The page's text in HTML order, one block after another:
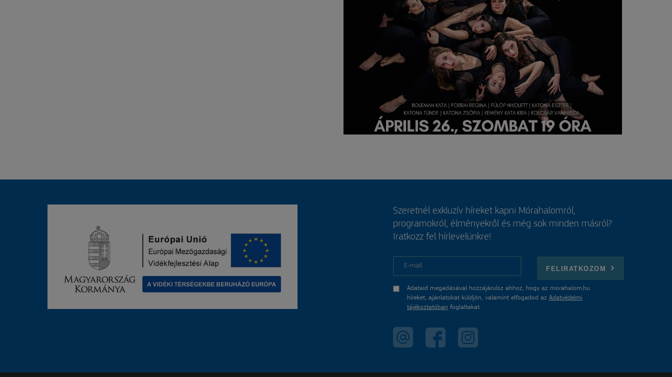
Szeretnél exkluzív híreket kapni Mórahalomról,
programokról, élményekről és még sok minden másról?
Iratkozz fel hírlevelünkre!
FELIRATKOZOM
Adataid megadásával hozzájárulsz ahhoz, hogy az morahalom.hu
híreket, ajánlatokat küldjön, valamint elfogadod az Adatvédelmi
tájékoztatóban foglaltakat.